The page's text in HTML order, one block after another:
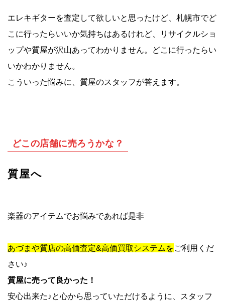
エレキギターを査定して欲しいと思ったけど、札幌市でど
こに行ったらいいか気持ちはあるけれど、リサイクルショ
ップや質屋が沢山あってわかりません。どこに行ったらい
いかわかりません。
こういった悩みに、質屋のスタッフが答えます。
どこの店舗に売ろうかな？
質屋へ
楽器のアイテムでお悩みであれば是非
あづまや質店の高価査定&高価買取システムをご利用くだ
さい♪
質屋に売って良かった！
安心出来た♪と心から思っていただけるように、スタッフ